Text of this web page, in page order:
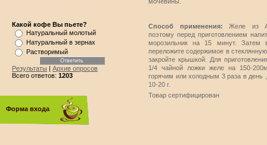
Какой кофе Вы пьете?
Натуральный молотый
Натуральный в зернах
Растворимый
Результаты | Архив опросов
Всего ответов: 1203
Форма входа
Способ применения: Желе из
поэтому перед приготовлением
морозильник на 15 минут. Затем
переложите содержимое в
закройте крышкой. Для
1/4 чайной ложки желе на 150-
горячим или холодным 3 раза в день
10-20 г.
Товар сертифицирован